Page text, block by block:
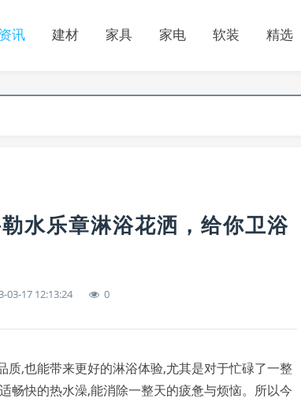
资讯 建材 家具 家电 软装 精选
水乐章淋浴花洒，给你卫浴
03-17 12:13:24 0
质,也能带来更好的淋浴体验,尤其是对于忙碌了一整
畅快的热水澡,能消除一整天的疲惫与烦恼。所以今